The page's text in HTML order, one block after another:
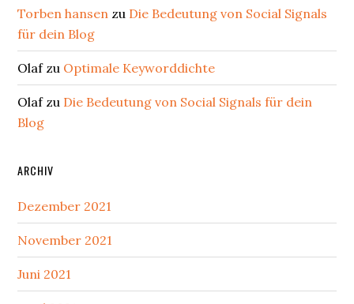
Torben hansen zu Die Bedeutung von Social Signals
für dein Blog
Olafzu Optimale Keyworddichte
Olafzu Die Bedeutung von Social Signals für dein
Blog
ARCHIV
Dezember 2021
November 2021
Juni 2021